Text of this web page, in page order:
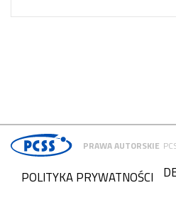
PRAWA AUTORSKIE
POLITYKA PRYWATNOŚCI